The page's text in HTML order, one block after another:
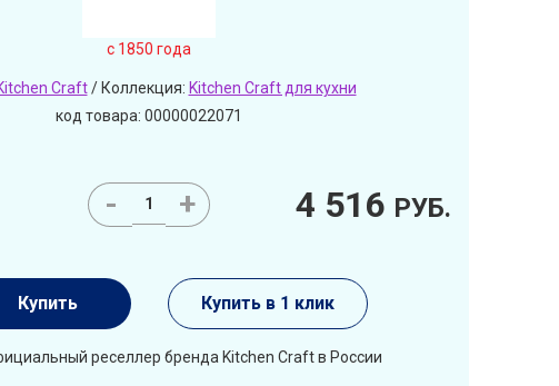
c 1850 года
Craft/ Коллекция: Kitchen Craft для кухни
код товара: 00000022071
- + 4 516 РУБ.
Купить Купить в 1 клик
реселлер бренда Kitchen Craft в России